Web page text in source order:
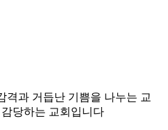
격과 거듭난 기쁨을 나누는 교
당하는 교회입니다